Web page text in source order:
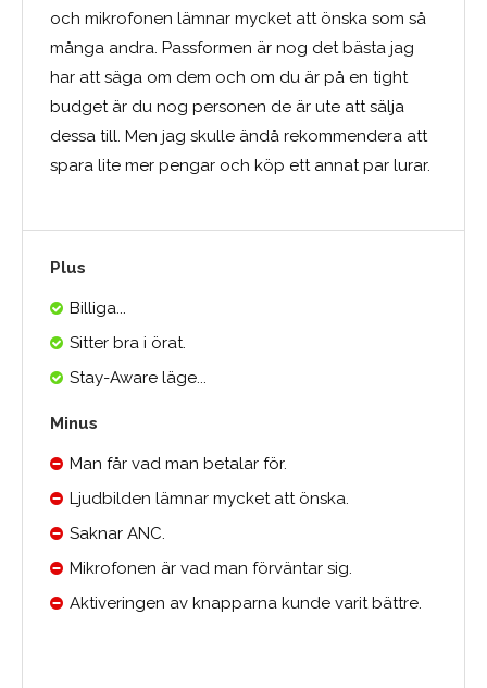
och mikrofonen lämnar mycket att önska som så
många andra. Passformen är nog det bästa jag
har att säga om dem och om du är på en tight
budget är du nog personen de är ute att sälja
dessa till. Men jag skulle ändå rekommendera att
spara lite mer pengar och köp ett annat par lurar.
Plus
Billiga...
Sitter bra i örat.
Stay-Aware läge...
Minus
Man får vad man betalar för.
Ljudbilden lämnar mycket att önska.
Saknar ANC.
Mikrofonen är vad man förväntar sig.
Aktiveringen av knapparna kunde varit bättre.